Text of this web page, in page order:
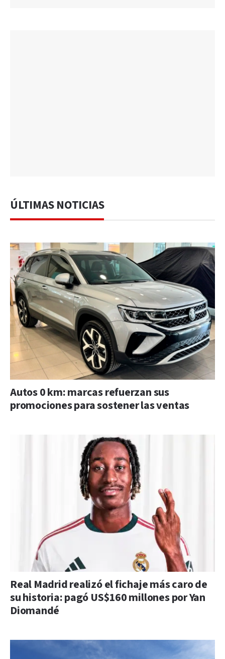
ÚLTIMAS NOTICIAS
Autos 0 km: marcas refuerzan sus
promociones para sostener las ventas
Real Madrid realizó el fichaje más caro de
su historia: pagó US$160 millones por Yan
Diomandé